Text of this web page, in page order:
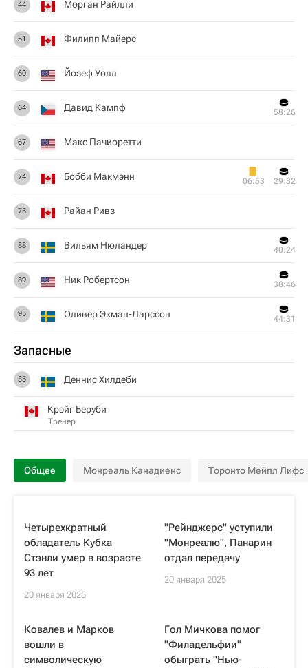
44 Морган Райлли
51 Филипп Майерс
60 Йозеф Уолл
64 Давид Кампф 58:26
67 Макс Пачиоретти
74 Бобби Макмэнн 06:53 29:32
75 Райан Ривз
88 Вильям Нюландер 40:24
89 Ник Робертсон 38:46
95 Оливер Экман-Ларссон 44:31
Запасные
35 Деннис Хилдеби
Крэйг Беруби
Тренер
Общее Монреаль Канадиенс Торонто Мейпл Лифс
Четырехкратный
обладатель Кубка
Стэнли умер в возрасте
93 лет
20 января 2025
"Рейнджерс" уступили
"Монреалю", Панарин
отдал передачу
20 января 2025
Ковалев и Марков
вошли в
символическую
Гол Мичкова помог
"Филадельфии"
обыграть "Нью-